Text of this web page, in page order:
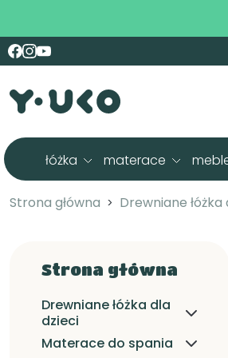
łóżka materace
Strona główna Drewniane łóżka
Strona główna
Drewniane łóżka dla
dzieci
Materace do spania